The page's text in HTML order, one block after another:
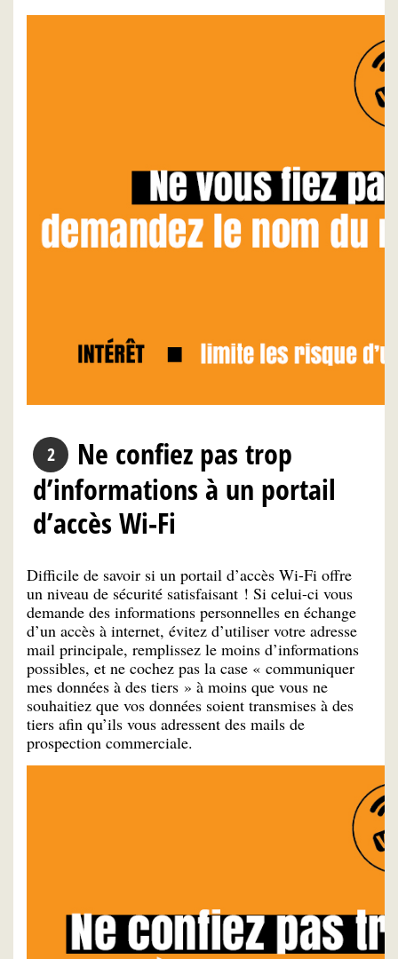
Ne confiez pas trop
d’informations à un portail
d’accès Wi-Fi
Difficile de savoir si un portail d’accès Wi-Fi offre
un niveau de sécurité satisfaisant ! Si celui-ci vous
demande des informations personnelles en échange
d’un accès à internet, évitez d’utiliser votre adresse
mail principale, remplissez le moins d’informations
possibles, et ne cochez pas la case « communiquer
mes données à des tiers » à moins que vous ne
souhaitiez que vos données soient transmises à des
tiers afin qu’ils vous adressent des mails de
prospection commerciale.